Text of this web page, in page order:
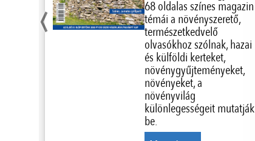
68 oldalas színes magazin
témái a növényszerető,
természetkedvelő
olvasókhoz szólnak, hazai
és külföldi kerteket,
növénygyűjteményeket,
növényeket, a
növényvilág
különlegességeit mutatják
be.
‹